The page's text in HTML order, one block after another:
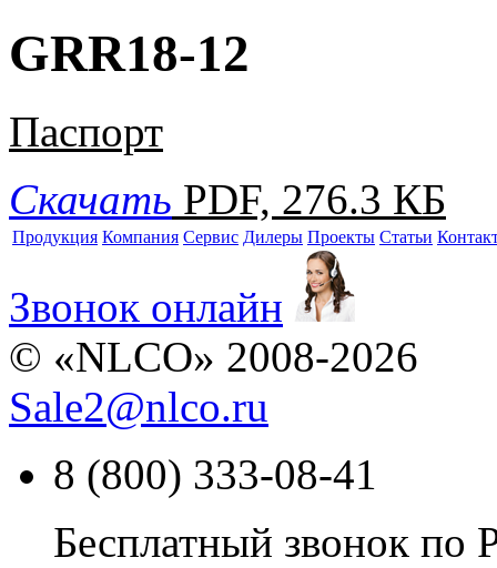
GRR18-12
Паспорт
Скачать PDF, 276.3 КБ
Продукция Компания Сервис Дилеры Проекты Статьи
Звонок онлайн
© «NLCO» 2008-2026
Sale2@nlco.ru
8 (800) 333-08-41
Бесплатный звонок по